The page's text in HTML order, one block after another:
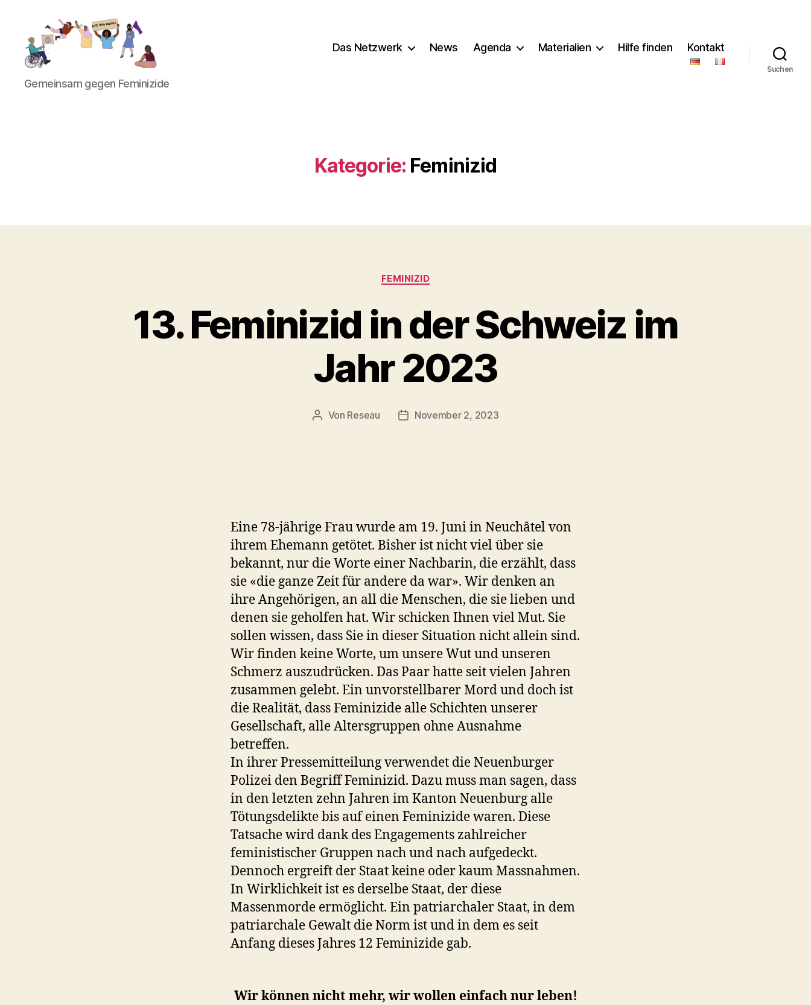
Gemeinsam
gegen
Gemeinsam gegen Feminizide
Das Netzwerk News Agenda Materialien Hilfe finden Kontakt
Suchen
Kategorie: Feminizid
Kategorien
FEMINIZID
13. Feminizid in der Schweiz im
Jahr 2023
Beitragsautor
Von Reseau Veröffentlichungsdatum
November 2, 2023
Eine 78-jährige Frau wurde am 19. Juni in Neuchâtel von
ihrem Ehemann getötet. Bisher ist nicht viel über sie
bekannt, nur die Worte einer Nachbarin, die erzählt, dass
sie «die ganze Zeit für andere da war». Wir denken an
ihre Angehörigen, an all die Menschen, die sie lieben und
denen sie geholfen hat. Wir schicken Ihnen viel Mut. Sie
sollen wissen, dass Sie in dieser Situation nicht allein sind.
Wir finden keine Worte, um unsere Wut und unseren
Schmerz auszudrücken. Das Paar hatte seit vielen Jahren
zusammen gelebt. Ein unvorstellbarer Mord und doch ist
die Realität, dass Feminizide alle Schichten unserer
Gesellschaft, alle Altersgruppen ohne Ausnahme
betreffen.
In ihrer Pressemitteilung verwendet die Neuenburger
Polizei den Begriff Feminizid. Dazu muss man sagen, dass
in den letzten zehn Jahren im Kanton Neuenburg alle
Tötungsdelikte bis auf einen Feminizide waren. Diese
Tatsache wird dank des Engagements zahlreicher
feministischer Gruppen nach und nach aufgedeckt.
Dennoch ergreift der Staat keine oder kaum Massnahmen.
In Wirklichkeit ist es derselbe Staat, der diese
Massenmorde ermöglicht. Ein patriarchaler Staat, in dem
patriarchale Gewalt die Norm ist und in dem es seit
Anfang dieses Jahres 12 Feminizide gab.
Wir können nicht mehr, wir wollen einfach nur leben!